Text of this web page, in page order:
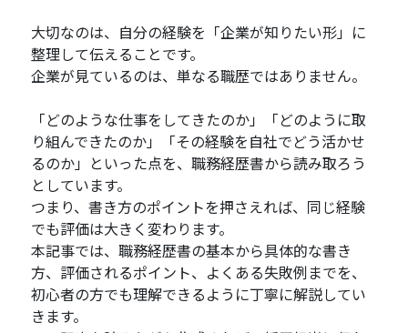
大切なのは、自分の経験を「企業が知りたい形」に
整理して伝えることです。
企業が見ているのは、単なる職歴ではありません。
「どのような仕事をしてきたのか」「どのように取
り組んできたのか」「その経験を自社でどう活かせ
るのか」といった点を、職務経歴書から読み取ろう
としています。
つまり、書き方のポイントを押さえれば、同じ経験
でも評価は大きく変わります。
本記事では、職務経歴書の基本から具体的な書き
方、評価されるポイント、よくある失敗例までを、
初心者の方でも理解できるように丁寧に解説してい
きます。